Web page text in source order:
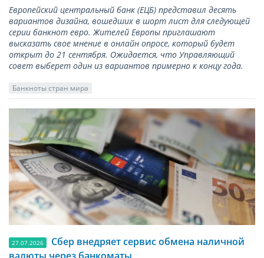
Европейский центральный банк (ЕЦБ) представил десять
вариантов дизайна, вошедших в шорт лист для следующей
серии банкнот евро. Жителей Европы приглашают
высказать свое мнение в онлайн опросе, который будет
открыт до 21 сентября. Ожидается, что Управляющий
совет выберет один из вариантов примерно к концу года.
Банкноты стран мира
27.07.2026
Сбер внедряет сервис обмена наличной
валюты через банкоматы